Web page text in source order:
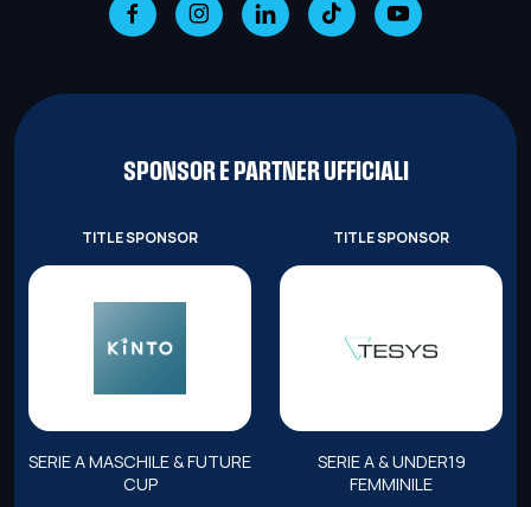
SPONSOR E PARTNER UFFICIALI
TITLE SPONSOR
SERIE A MASCHILE & FUTURE
CUP
TITLE SPONSOR
SERIE A & UNDER19
FEMMINILE